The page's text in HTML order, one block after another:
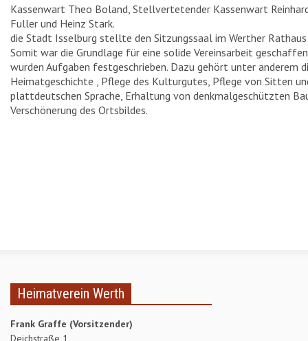
PLATTDEUTSCHER ABEND
DAS HEIMATECHO
FOTOS
2019
Kassenwart Theo Boland, Stellvertetender Kassenwart
Fuller und Heinz Stark.
die Stadt Isselburg stellte den Sitzungssaal im Werther
Somit war die Grundlage für eine solide Vereinsarbeit
wurden Aufgaben festgeschrieben. Dazu gehört unter anderem
Heimatgeschichte , Pflege des Kulturgutes, Pflege von Sitten
plattdeutschen Sprache, Erhaltung von denkmalgeschützten
Verschönerung des Ortsbildes.
Heimatverein Werth
Frank Graffe (Vorsitzender)
Deichstraße 1